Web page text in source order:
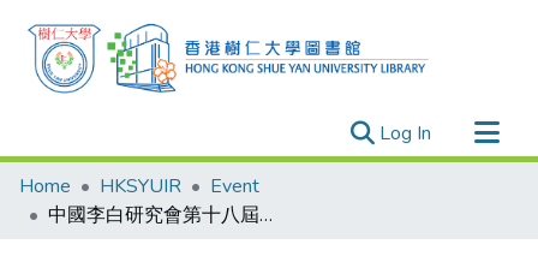
Log In (current)
Research Outputs
Researchers
Home HKSYUIR
Event
中國李白研究會第十八屆年會暨李白國際學術研討會